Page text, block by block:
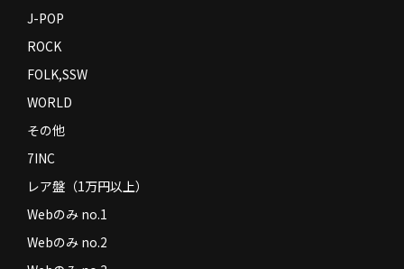
J-POP
ROCK
FOLK,SSW
WORLD
その他
7INC
レア盤（1万円以上）
Webのみ no.1
Webのみ no.2